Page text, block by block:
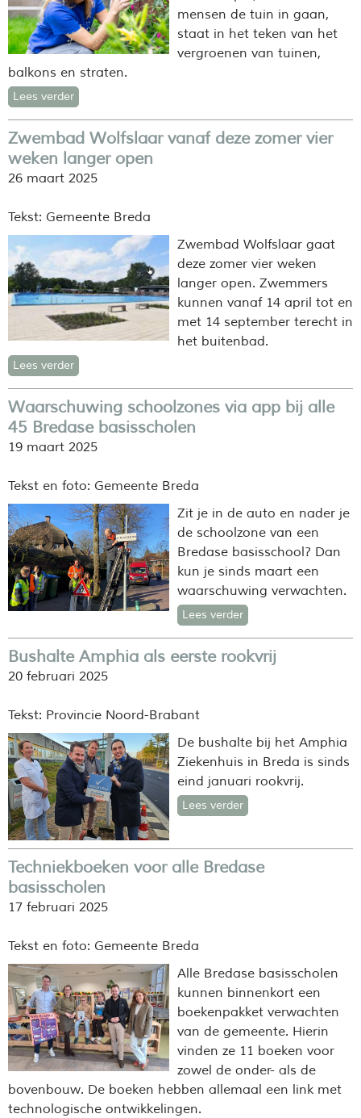
mensen de tuin in gaan,
staat in het teken van het
vergroenen van tuinen,
balkons en straten.
Lees verder
Zwembad Wolfslaar vanaf deze zomer vier
weken langer open
26 maart 2025
Tekst: Gemeente Breda
Zwembad Wolfslaar gaat
deze zomer vier weken
langer open. Zwemmers
kunnen vanaf 14 april tot en
met 14 september terecht in
het buitenbad.
Lees verder
Waarschuwing schoolzones via app bij alle
45 Bredase basisscholen
19 maart 2025
Tekst en foto: Gemeente Breda
Zit je in de auto en nader je
de schoolzone van een
Bredase basisschool? Dan
kun je sinds maart een
waarschuwing verwachten.
Lees verder
Bushalte Amphia als eerste rookvrij
20 februari 2025
Tekst: Provincie Noord-Brabant
De bushalte bij het Amphia
Ziekenhuis in Breda is sinds
eind januari rookvrij.
Lees verder
Techniekboeken voor alle Bredase
basisscholen
17 februari 2025
Tekst en foto: Gemeente Breda
Alle Bredase basisscholen
kunnen binnenkort een
boekenpakket verwachten
van de gemeente. Hierin
vinden ze 11 boeken voor
zowel de onder- als de
bovenbouw. De boeken hebben allemaal een link met
technologische ontwikkelingen.